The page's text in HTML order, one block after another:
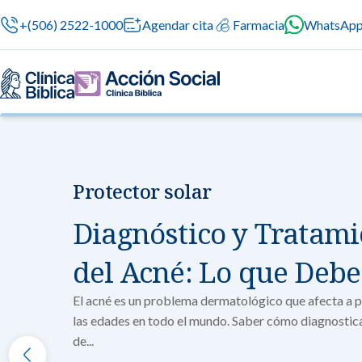
+(506) 2522-1000 Agendar cita Farmacia
Nuestras especialidades
Centros de Excelencia
Contamos
en cada
Cuidado
Servicios Generales
Servicios 24/7
Servicios Especializados
Servicios
atención
Cirugía
Cirugías
Información para el Paciente
Sobre nosotros
Investigación, Innovación y Docencia
Protector solar
Diagnóstico y
del Acné: Lo que
El acné es un problema dermatológico que afecta a
las edades en todo el mundo. Saber cómo
de...